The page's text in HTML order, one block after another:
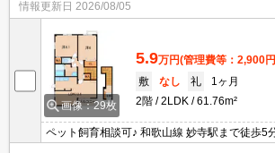
情報更新日 2026/08/05
画像：29枚
5.9万円(管理費等：2,900
敷
なし 礼
1ヶ月
2階
2LDK 61.76m²
ペット飼育相談可♪ 和歌山線 妙寺駅まで徒歩5
は、賃貸住宅センターまで！！